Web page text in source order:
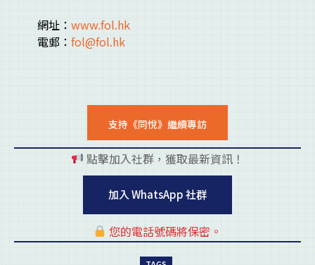
網址： www.fol.hk
電郵： fol@fol.hk
支持《同悅》繼續專訪
點擊加入社群，獲取最新資訊！
加入 WhatsApp 社群
您的電話號碼將保密。